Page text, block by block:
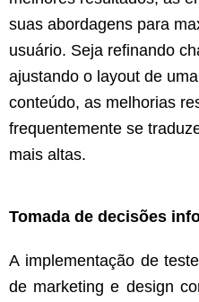
suas abordagens para
usuário. Seja refinando
ajustando o layout de
conteúdo, as melhorias
frequentemente se
mais altas.
Tomada de decisões
A implementação de
de marketing e design